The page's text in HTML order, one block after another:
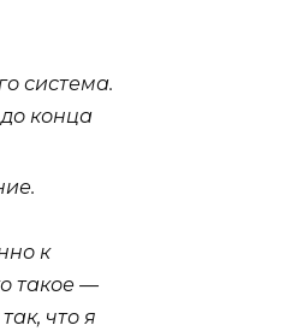
система.
конца
к
такое —
что я